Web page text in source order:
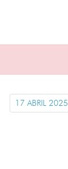
17 ABRIL 2025